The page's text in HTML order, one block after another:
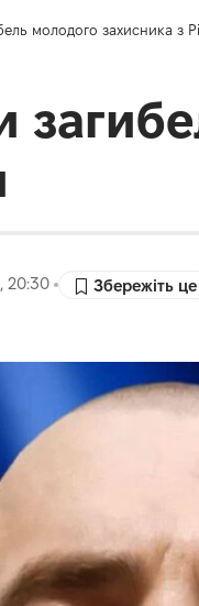
молодого захисника з
20:30